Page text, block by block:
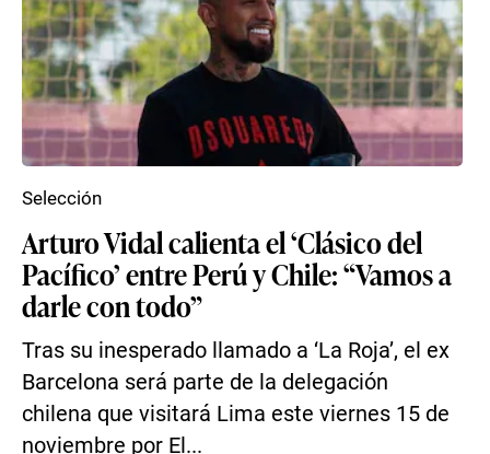
Arturo Vidal calienta el ‘Clásico del
Pacífico’ entre Perú y Chile: “Vamos a
darle con todo”
Tras su inesperado llamado a ‘La Roja’, el ex
Barcelona será parte de la delegación
chilena que visitará Lima este viernes 15 de
noviembre por El...
Selección